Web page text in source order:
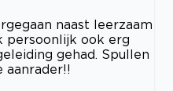
naast leerzaam
persoonlijk ook erg
gehad. Spullen
aanrader!!